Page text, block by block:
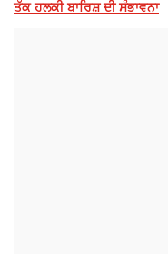
ਤੱਕ ਹਲਕੀ ਬਾਰਿਸ਼ ਦੀ ਸੰਭਾਵਨਾ